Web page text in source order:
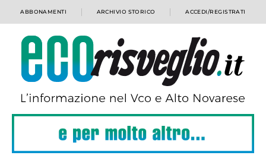
ABBONAMENTI ARCHIVIO STORICO ACCEDI/REGISTRATI